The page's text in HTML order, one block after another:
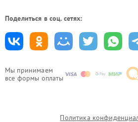
Мы принимаем
все формы оплаты
Поделиться в соц. сетях:
Политика